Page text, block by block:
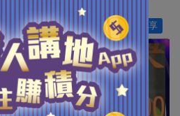
分享
讚好 0